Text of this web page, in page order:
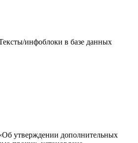
инфоблоки в базе данных
утверждении дополнительных